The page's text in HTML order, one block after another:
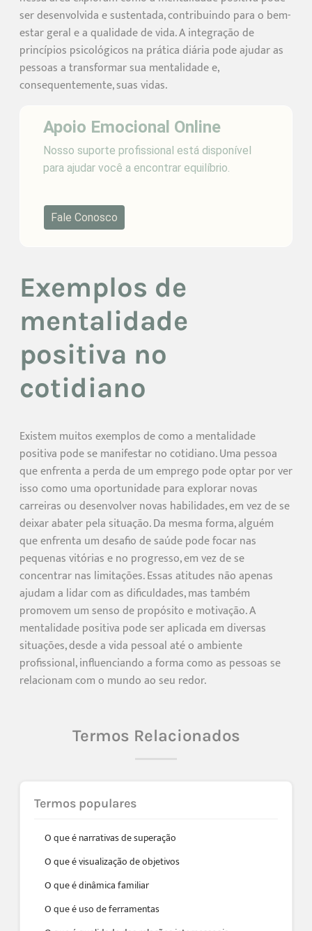
ser desenvolvida e sustentada, contribuindo para o bem-
estar geral e a qualidade de vida. A integração de
princípios psicológicos na prática diária pode ajudar as
pessoas a transformar sua mentalidade e,
consequentemente, suas vidas.
Apoio Emocional Online
Nosso suporte profissional está disponível
para ajudar você a encontrar equilíbrio.
Fale Conosco
Exemplos de
mentalidade
positiva no
cotidiano
Existem muitos exemplos de como a mentalidade
positiva pode se manifestar no cotidiano. Uma pessoa
que enfrenta a perda de um emprego pode optar por ver
isso como uma oportunidade para explorar novas
carreiras ou desenvolver novas habilidades, em vez de se
deixar abater pela situação. Da mesma forma, alguém
que enfrenta um desafio de saúde pode focar nas
pequenas vitórias e no progresso, em vez de se
concentrar nas limitações. Essas atitudes não apenas
ajudam a lidar com as dificuldades, mas também
promovem um senso de propósito e motivação. A
mentalidade positiva pode ser aplicada em diversas
situações, desde a vida pessoal até o ambiente
profissional, influenciando a forma como as pessoas se
relacionam com o mundo ao seu redor.
Termos Relacionados
Termos populares
O que é narrativas de superação
O que é visualização de objetivos
O que é dinâmica familiar
O que é uso de ferramentas